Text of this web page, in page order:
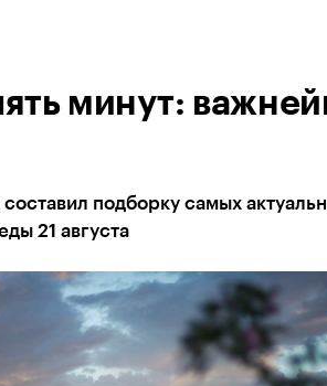
минут:
подборку самых
21 августа